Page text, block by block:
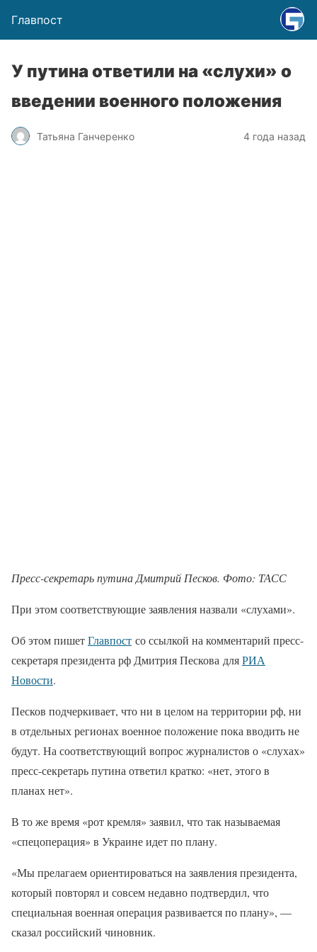
Главпост
У путина ответили на «слухи» о
введении военного положения
Татьяна Ганчеренко 4 года назад
Пресс-секретарь путина Дмитрий Песков. Фото: ТАСС
При этом соответствующие заявления назвали «слухами».
Об этом пишетГлавпост со ссылкой на комментарий пресс-
секретаря президента рф Дмитрия Пескова дляРИА
Новости.
Песков подчеркивает, что ни в целом на территории рф, ни
в отдельных регионах военное положение пока вводить не
будут. На соответствующий вопрос журналистов о «слухах»
пресс-секретарь путина ответил кратко: «нет, этого в
планах нет».
В то же время «рот кремля» заявил, что так называемая
«спецоперация» в Украине идет по плану.
«Мы прелагаем ориентироваться на заявления президента,
который повторял и совсем недавно подтвердил, что
специальная военная операция развивается по плану», —
сказал российский чиновник.